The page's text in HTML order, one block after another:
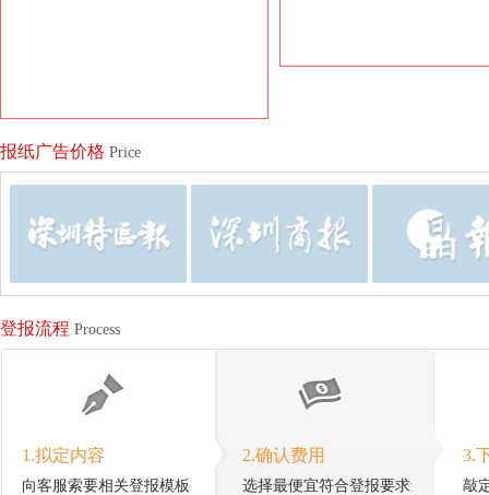
报纸广告价格 Price
登报流程 Process
1.拟定内容
向客服索要相关登报模板
2.确认费用
选择最便宜符合登报要求
3.
敲